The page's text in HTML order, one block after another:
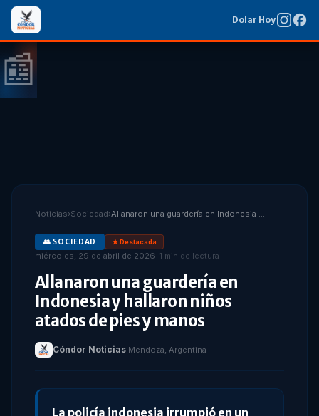
Dolar Hoy
📰
Noticias›Sociedad› Allanaron una guardería en Indonesia y hallaron niños atados de pies y manos
👥 SOCIEDAD ★ Destacada
miércoles, 29 de abril de 2026· 1 min de lectura
Allanaron una guardería en
Indonesia y hallaron niños
atados de pies y manos
Cóndor Noticias·Mendoza, Argentina
La policía indonesia irrumpió en un